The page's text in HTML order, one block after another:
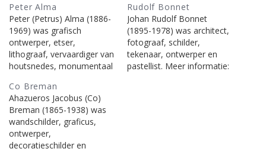
Peter Alma
Peter (Petrus) Alma (1886-
1969) was grafisch
ontwerper, etser,
lithograaf, vervaardiger van
houtsnedes, monumentaal
schilder, ontwerper en
vervaardiger van mozaïek.
Meer informatie: Wikipedia
| De Valk Lexicon | RKD
en onderstaande berichten
op deze site.
Rudolf Bonnet
Johan Rudolf Bonnet
(1895-1978) was architect,
fotograaf, schilder,
tekenaar, ontwerper en
pastellist. Meer informatie:
Co Breman
Ahazueros Jacobus (Co)
Breman (1865-1938) was
wandschilder, graficus,
ontwerper,
decoratieschilder en